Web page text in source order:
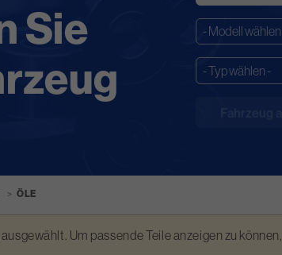
Sie
ÖLE
Um passende Teile anzeigen zu können,